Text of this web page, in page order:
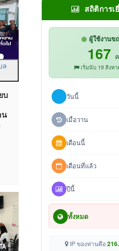
ล
บ
น
สถิติการเ
ผู้ใช้งานข
167
เริ่มนับ 19 สิงหา
วันนี้
เมื่อวาน
เดือนนี้
เดือนที่แล้ว
ปีนี้
ทั้งหมด
IP ของท่านคือ